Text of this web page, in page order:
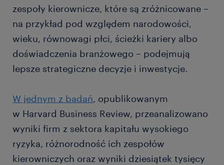
zespoły kierownicze, które są zróżnicowane –
na przykład pod względem narodowości,
wieku, równowagi płci, ścieżki kariery albo
doświadczenia branżowego – podejmują
lepsze strategiczne decyzje i inwestycje.
W jednym z badań, opublikowanym
w Harvard Business Review, przeanalizowano
wyniki firm z sektora kapitału wysokiego
ryzyka, różnorodność ich zespołów
kierowniczych oraz wyniki dziesiątek tysięcy